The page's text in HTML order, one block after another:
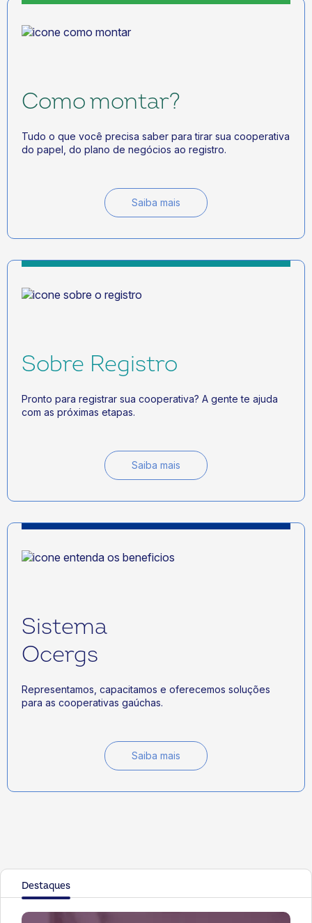
Como montar?
Tudo o que você precisa saber para tirar sua cooperativa
do papel, do plano de negócios ao registro.
Saiba mais
Sobre Registro
Pronto para registrar sua cooperativa? A gente te ajuda
com as próximas etapas.
Saiba mais
Sistema
Ocergs
Representamos, capacitamos e oferecemos soluções
para as cooperativas gaúchas.
Saiba mais
Destaques